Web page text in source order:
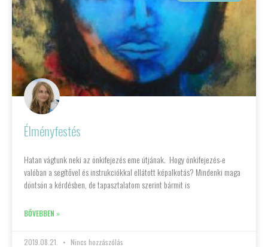
Élményfestés
Hatan vágtunk neki az önkifejezés eme útjának. Hogy önkifejezés-e
valóban a segítővel és instrukciókkal ellátott képalkotás? Mindenki maga
döntsön a kérdésben, de tapasztalatom szerint bármit is
BŐVEBBEN »
2019.08.21. Nincs hozzászólás